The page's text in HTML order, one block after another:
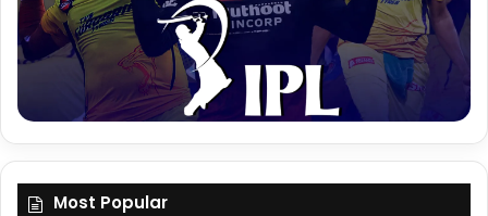
Most Popular